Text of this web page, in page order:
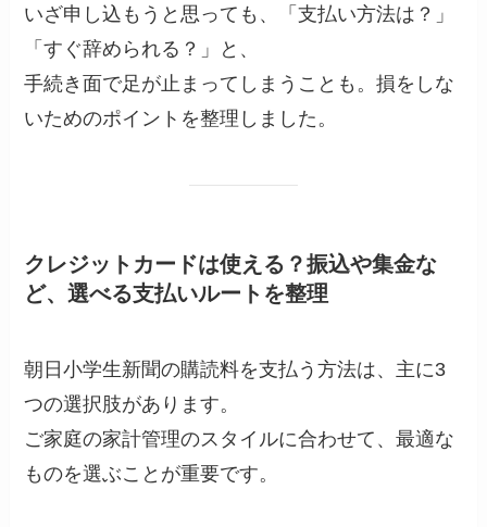
いざ申し込もうと思っても、「支払い方法は？」
「すぐ辞められる？」と、
手続き面で足が止まってしまうことも。損をしな
いためのポイントを整理しました。
クレジットカードは使える？振込や集金な
ど、選べる支払いルートを整理
朝日小学生新聞の購読料を支払う方法は、主に3
つの選択肢があります。
ご家庭の家計管理のスタイルに合わせて、最適な
ものを選ぶことが重要です。